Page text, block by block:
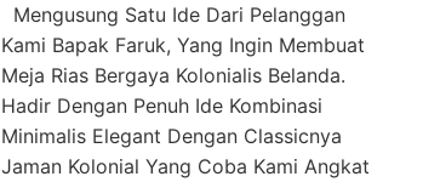
Mengusung Satu Ide Dari Pelanggan
Kami Bapak Faruk, Yang Ingin Membuat
Meja Rias Bergaya Kolonialis Belanda.
Hadir Dengan Penuh Ide Kombinasi
Minimalis Elegant Dengan Classicnya
Jaman Kolonial Yang Coba Kami Angkat